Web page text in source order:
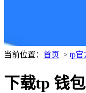
当前位置： 首页 > tp官
下载tp 钱